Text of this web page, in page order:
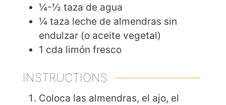
¼-½ taza de agua
¼ taza leche de almendras sin
endulzar (o aceite vegetal)
1 cda limón fresco
INSTRUCTIONS
Coloca las almendras, el ajo, el